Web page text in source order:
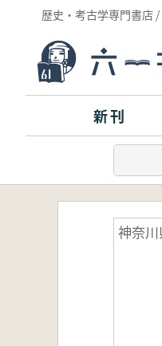
歴史・考古学専門書店
新刊
神奈